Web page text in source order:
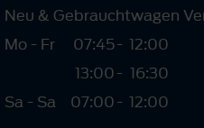
Neu & Gebrauchtwagen
Mo - Fr
07:45
13:00
-
-
12:00
16:30
Sa - Sa
07:00- 12:00